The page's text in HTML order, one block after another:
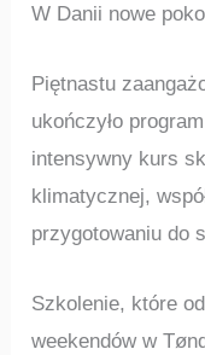
W Danii nowe
Piętnastu
ukończyło
intensywny kurs
klimatycznej,
przygotowaniu do
Szkolenie, które
weekendów w